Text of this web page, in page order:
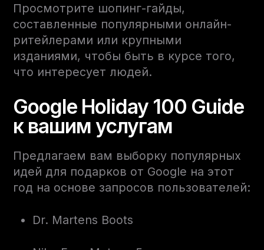
Просмотрите шопинг-гайды,
составленные популярными онлайн-
ритейлерами или крупными
изданиями, чтобы быть в курсе того,
что интересует людей.
Google Holiday 100 Guide
к вашим услугам
Предлагаем вам выборку популярных
идей для подарков от Google на этот
год на основе запросов пользователей:
Dr. Martens Boots